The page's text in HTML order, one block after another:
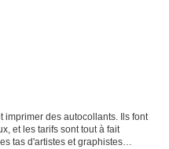
imprimer des autocollants. Ils font
et les tarifs sont tout à fait
tas d'artistes et graphistes